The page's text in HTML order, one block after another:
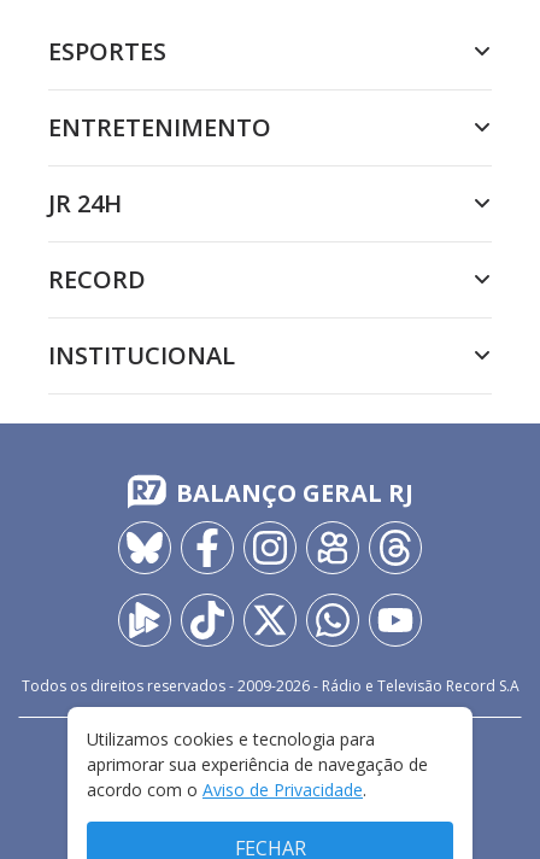
ESPORTES
ENTRETENIMENTO
JR 24H
RECORD
INSTITUCIONAL
BALANÇO GERAL RJ
Todos os direitos reservados - 2009-2026- Rádio e Televisão Record S.A
FALE CONOSCO
PRIVACIDADE
TERMOS E CONDIÇÕES DE USO
Utilizamos cookies e tecnologia para
aprimorar sua experiência de navegação de
acordo com o Aviso de Privacidade.
FECHAR